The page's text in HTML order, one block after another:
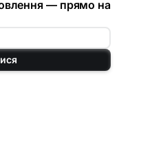
— прямо на